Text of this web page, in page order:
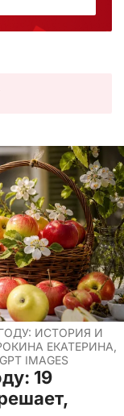
ИСТОРИЯ И
ЕКАТЕРИНА,
IMAGES
19